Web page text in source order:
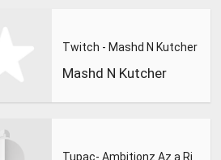
Twitch - Mashd N Kutcher
Mashd N Kutcher